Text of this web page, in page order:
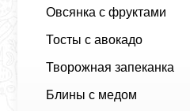
Овсянка с фруктами
Тосты с авокадо
Творожная запеканка
Блины с медом